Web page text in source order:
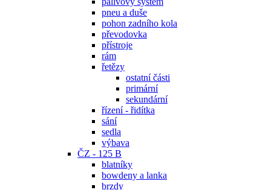
pneu a duše
pohon zadního kola
převodovka
přístroje
rám
řetězy
ostatní části
primární
sekundární
řízení - řidítka
sání
sedla
výbava
ČZ - 125 B
blatníky
bowdeny a lanka
brzdy